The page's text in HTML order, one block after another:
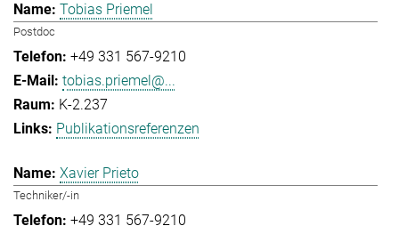
Tobias Priemel
Postdoc
+49 331 567-9210
tobias.priemel@...
K-2.237
Publikationsreferenzen
Xavier Prieto
Techniker/-in
+49 331 567-9210